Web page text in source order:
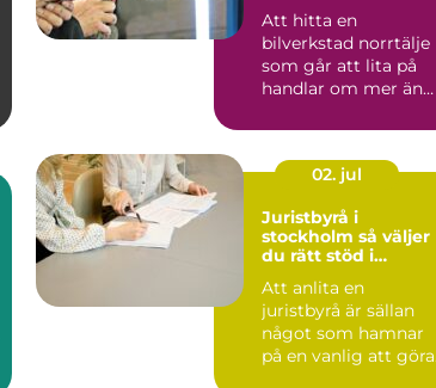
Att hitta en
bilverkstad norrtälje
som går att lita på
handlar om mer än
För m...
02. jul
Juristbyrå i
stockholm så väljer
du rätt stöd i
Att anlita en
juristbyrå är sällan
något som hamnar
på en vanlig att